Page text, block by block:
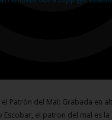
el Patrón del Mal: Grabada en
Escobar, el patron del mal es la